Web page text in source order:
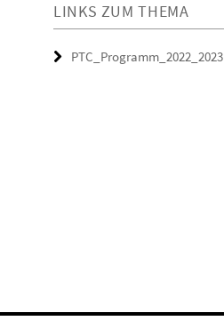
LINKS ZUM THEMA
PTC_Programm_2022_2023